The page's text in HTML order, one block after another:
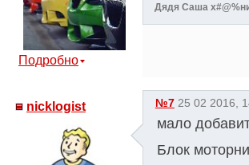
Подробно
Дядя Саша
nicklogist №7 25 02 2016,
мало
Блок